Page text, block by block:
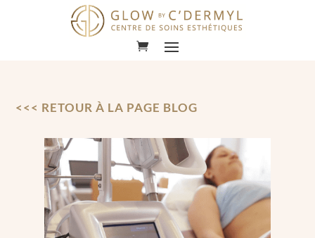
<<< RETOUR À LA PAGE BLOG